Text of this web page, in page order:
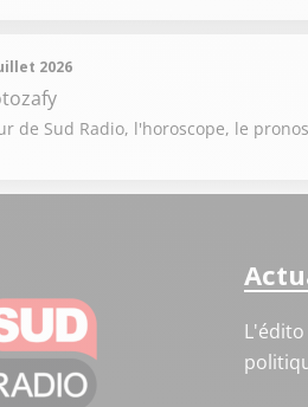
2026
de Sud Radio, l'horoscope, le
L'édito